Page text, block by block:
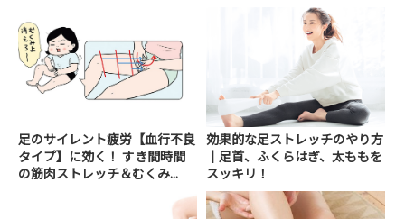
足のサイレント疲労【血行不良
タイプ】に効く！ すき間時間
の筋肉ストレッチ＆むくみ...
効果的な足ストレッチのやり方
｜足首、ふくらはぎ、太ももを
スッキリ！